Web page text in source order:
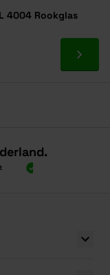
4004 Rookglas
Ga